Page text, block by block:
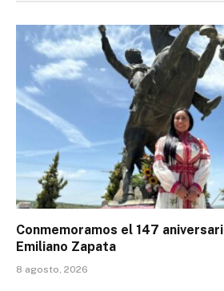
Conmemoramos el 147
Emiliano Zapata
8 agosto, 2026